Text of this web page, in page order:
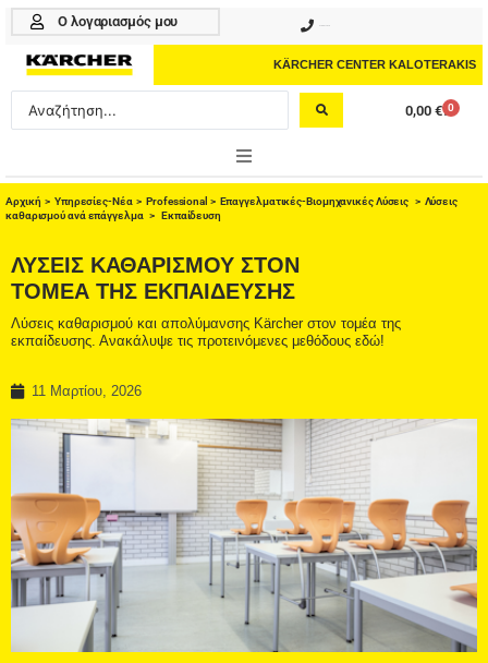
Μετάβαση
περιεχόμενο
Ο λογαριασμός μου
KÄRCHER CENTER KALOTERAKIS
Search
...
0,00 € 0
Cart
ONLINE SHOP
PROFESSIONAL
ΑΞΕΣΟΥΑΡ
ΚΑΘΑΡΙΣΤΙΚΑ
ΥΠΗΡΕΣΙΕΣ-ΝΕΑ-ΛΥΣΕΙΣ
Αρχική > Υπηρεσίες-Νέα>Professional > Eπαγγελματικές-Βιομηχανικές Λύσεις > Λύσεις
καθαρισμού ανά επάγγελμα > Εκπαίδευση
ΛΥΣΕΙΣ ΚΑΘΑΡΙΣΜΟΥ ΣΤΟΝ
ΤΟΜΕΑ ΤΗΣ ΕΚΠΑΊΔΕΥΣΗΣ
Λύσεις καθαρισμού και απολύμανσης Kärcher στον τομέα της
εκπαίδευσης. Ανακάλυψε τις προτεινόμενες μεθόδους εδώ!
11 Μαρτίου, 2026